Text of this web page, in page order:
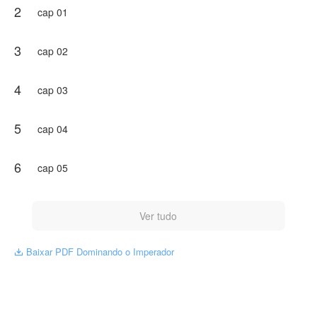
2 cap 01
3 cap 02
4 cap 03
5 cap 04
6 cap 05
Ver tudo
 Baixar PDF Dominando o Imperador